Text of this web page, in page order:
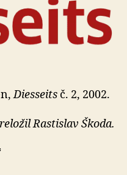
Diesseits č. 2, 2002.
Rastislav Škoda.